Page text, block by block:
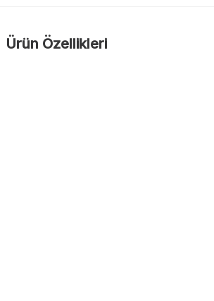
Ürün Özellikleri